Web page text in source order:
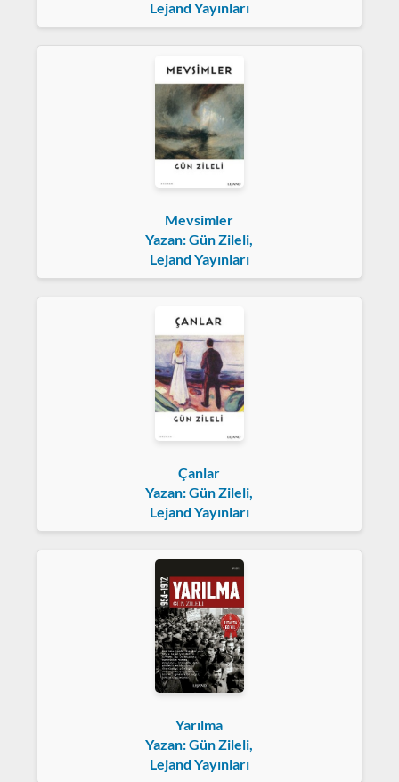
Lejand Yayınları
Mevsimler
Yazan: Gün Zileli,
Lejand Yayınları
Çanlar
Yazan: Gün Zileli,
Lejand Yayınları
Yarılma
Yazan: Gün Zileli,
Lejand Yayınları